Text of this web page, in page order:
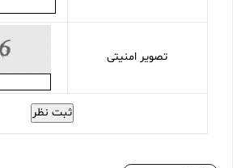
تصویر امنیتی
ثبت نظر